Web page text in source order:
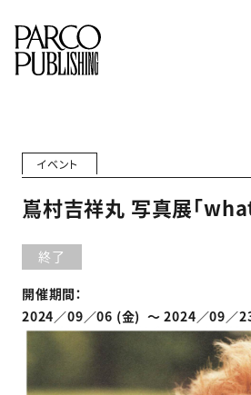
イベント
嶌村吉祥丸 写真展「
終了
開催期間：
2024／09／06 (金) 〜 2024／09／